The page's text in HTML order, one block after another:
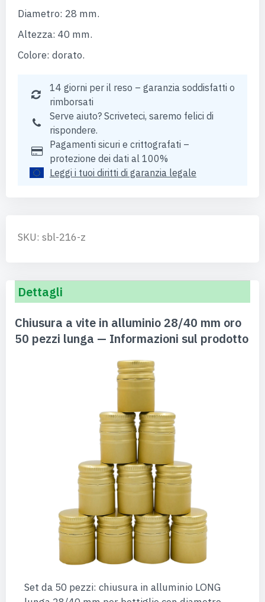
Diametro: 28 mm.
Altezza: 40 mm.
Colore: dorato.
14 giorni per il reso – garanzia soddisfatti o
rimborsati
Serve aiuto? Scriveteci, saremo felici di
rispondere.
Pagamenti sicuri e crittografati –
protezione dei dati al 100%
Leggi i tuoi diritti di garanzia legale
SKU: sbl-216-z
Dettagli
Chiusura a vite in alluminio 28/40 mm oro
50 pezzi lunga — Informazioni sul prodotto
Set da 50 pezzi: chiusura in alluminio LONG